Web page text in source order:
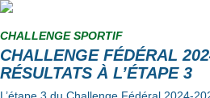
CHALLENGE SPORTIF
CHALLENGE FÉDÉRAL
RÉSULTATS À L’ÉTAPE 3